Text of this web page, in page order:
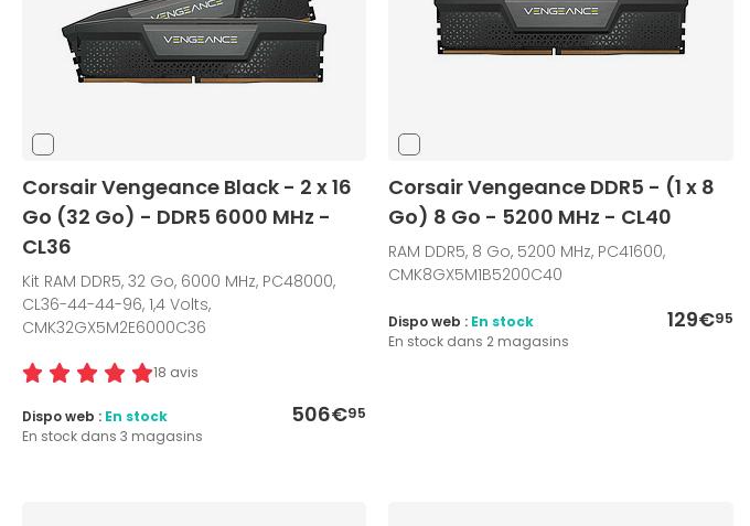
Corsair Vengeance Black - 2 x 16
Go (32 Go) - DDR5 6000 MHz -
CL36
Kit RAM DDR5, 32 Go, 6000 MHz, PC48000,
CL36-44-44-96, 1,4 Volts,
CMK32GX5M2E6000C36
18 avis
506€95
Dispo web : En stock
En stock dans 3 magasins
Corsair Vengeance DDR5 - (1 x 8
Go) 8 Go - 5200 MHz - CL40
RAM DDR5, 8 Go, 5200 MHz, PC41600,
CMK8GX5M1B5200C40
129€95
Dispo web : En stock
En stock dans 2 magasins